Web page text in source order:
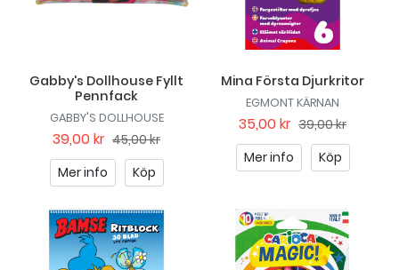
Gabby's Dollhouse Fyllt
Pennfack
GABBY'S DOLLHOUSE
39,00 kr 45,00 kr
Mer info
Köp
Mina Första Djurkritor
EGMONT KÄRNAN
35,00 kr 39,00 kr
Mer info
Köp